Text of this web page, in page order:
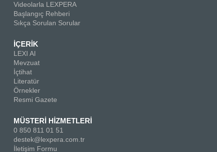
Videolarla LEXPERA
Başlangıç Rehberi
Sıkça Sorulan Sorular
İÇERİK
LEXI AI
Mevzuat
İçtihat
Literatür
Örnekler
Resmi Gazete
MÜSTERİ HİZMETLERİ
0 850 811 01 51
destek@lexpera.com.tr
İletişim Formu